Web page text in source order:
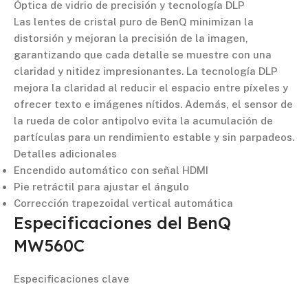
Óptica de vidrio de precisión y tecnología DLP
Las lentes de cristal puro de BenQ minimizan la
distorsión y mejoran la precisión de la imagen,
garantizando que cada detalle se muestre con una
claridad y nitidez impresionantes. La tecnología DLP
mejora la claridad al reducir el espacio entre píxeles y
ofrecer texto e imágenes nítidos. Además, el sensor de
la rueda de color antipolvo evita la acumulación de
partículas para un rendimiento estable y sin parpadeos.
Detalles adicionales
Encendido automático con señal HDMI
Pie retráctil para ajustar el ángulo
Corrección trapezoidal vertical automática
Especificaciones del BenQ
MW560C
Especificaciones clave